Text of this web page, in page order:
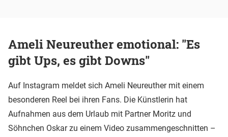
Ameli Neureuther emotional: "Es
gibt Ups, es gibt Downs"
Auf Instagram meldet sich Ameli Neureuther mit einem
besonderen Reel bei ihren Fans. Die Künstlerin hat
Aufnahmen aus dem Urlaub mit Partner Moritz und
Söhnchen Oskar zu einem Video zusammengeschnitten –